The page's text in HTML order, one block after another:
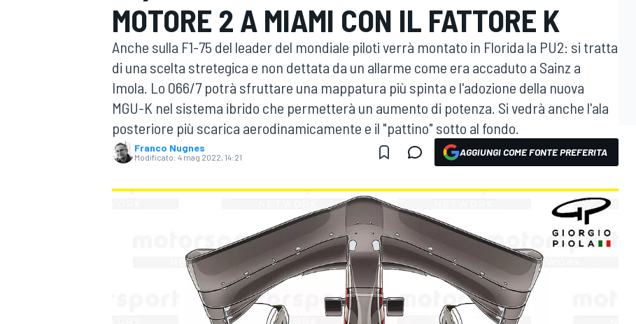
MOTOGP WEC
MOTORE 2 A MIAMI CON IL FATTORE K
Anche sulla F1-75 del leader del mondiale piloti verrà montato in Florida la PU2: si tratta
di una scelta stretegica e non dettata da un allarme come era accaduto a Sainz a
Imola. Lo 066/7 potrà sfruttare una mappatura più spinta e l'adozione della nuova
MGU-K nel sistema ibrido che permetterà un aumento di potenza. Si vedrà anche l'ala
posteriore più scarica aerodinamicamente e il "pattino" sotto al fondo.
Franco Nugnes
Modificato: 4 mag 2022, 14:21 AGGIUNGI COME FONTE PREFERITA